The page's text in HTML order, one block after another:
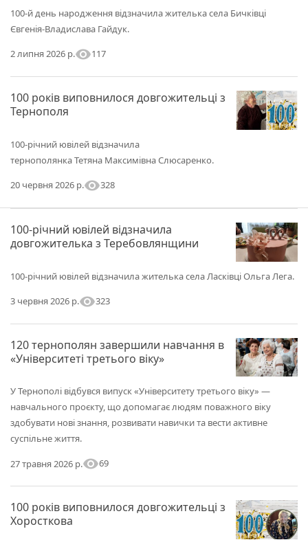
100-й день народження відзначила жителька села Бичківці
Євгенія-Владислава Гайдук.
2 липня 2026 р.visibility117
100 років виповнилося довгожительці з
Тернополя
100-річний ювілей відзначила
тернополянка Тетяна Максимівна Слюсаренко.
20 червня 2026 р.visibility328
100-річний ювілей відзначила
довгожителька з Теребовлянщини
100-річний ювілей відзначила жителька села Ласківці Ольга Лега.
3 червня 2026 р.visibility323
120 тернополян завершили навчання в
«Університеті третього віку»
У Тернополі відбувся випуск «Університету третього віку» —
навчального проєкту, що допомагає людям поважного віку
здобувати нові знання, розвивати навички та вести активне
суспільне життя.
27 травня 2026 р.visibility69
100 років виповнилося довгожительці з
Хоросткова